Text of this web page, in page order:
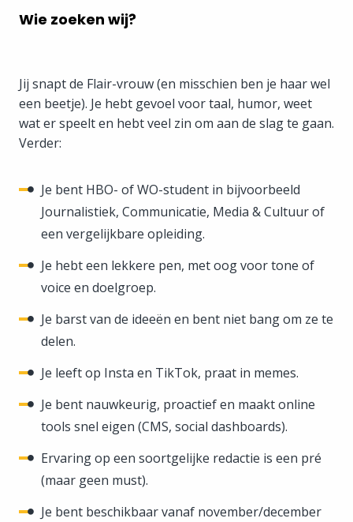
Wie zoeken wij?
Jij snapt de Flair-vrouw (en misschien ben je haar wel
een beetje). Je hebt gevoel voor taal, humor, weet
wat er speelt en hebt veel zin om aan de slag te gaan.
Verder:
Je bent HBO- of WO-student in bijvoorbeeld
Journalistiek, Communicatie, Media & Cultuur of
een vergelijkbare opleiding.
Je hebt een lekkere pen, met oog voor tone of
voice en doelgroep.
Je barst van de ideeën en bent niet bang om ze te
delen.
Je leeft op Insta en TikTok, praat in memes.
Je bent nauwkeurig, proactief en maakt online
tools snel eigen (CMS, social dashboards).
Ervaring op een soortgelijke redactie is een pré
(maar geen must).
Je bent beschikbaar vanaf november/december